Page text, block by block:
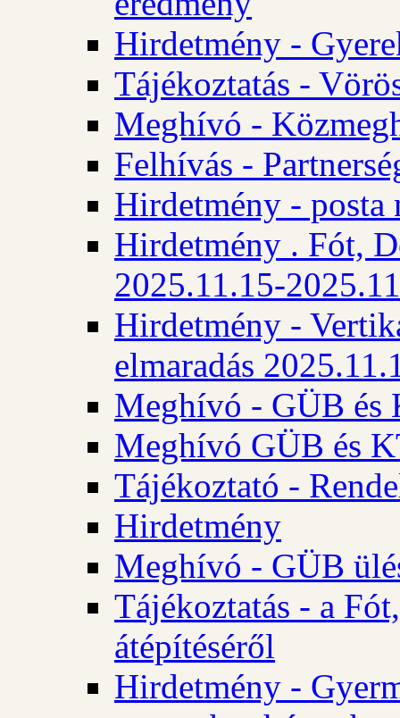
Hirdetmény -
Tájékoztatás -
Meghívó -
Felhívás -
Hirdetmény - posta
Hirdetmény . Fót,
2025.11.15-
Hirdetmény -
elmaradás
Meghívó - GÜB és
Meghívó GÜB és
Tájékoztató -
Hirdetmény
Meghívó - GÜB
Tájékoztatás - a
átépítéséről
Hirdetmény -